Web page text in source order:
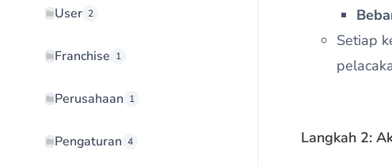
User 2
Franchise 1
Perusahaan 1
Pengaturan 4
Setiap
Langkah 2: